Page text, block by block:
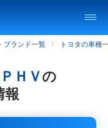
ブランド一覧 トヨタの車種
ＨＶの
報